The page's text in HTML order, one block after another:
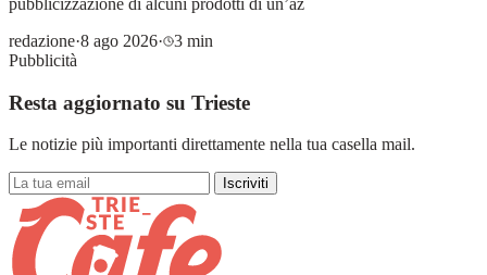
pubblicizzazione di alcuni prodotti di un’az
redazione·8 ago 2026·
3 min
Pubblicità
Resta aggiornato su Trieste
Le notizie più importanti direttamente nella tua casella mail.
Iscriviti